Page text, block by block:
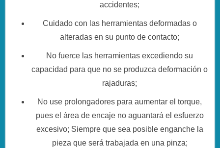
accidentes;
Cuidado con las herramientas deformadas o
alteradas en su punto de contacto;
No fuerce las herramientas excediendo su
capacidad para que no se produzca deformación o
rajaduras;
No use prolongadores para aumentar el torque,
pues el área de encaje no aguantará el esfuerzo
excesivo; Siempre que sea posible enganche la
pieza que será trabajada en una pinza;